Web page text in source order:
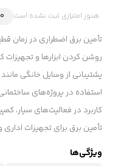
هنوز امتیازی ثبت نشده است 0 دیدگاه
تأمین برق اضطراری در زمان
روشن کردن ابزارها و
پشتیبانی از وسایل خانگی
استفاده در پروژه‌های
کاربرد در فعالیت‌های سیار،
تأمین برق برای تجهیزات
ویژگی‌ها